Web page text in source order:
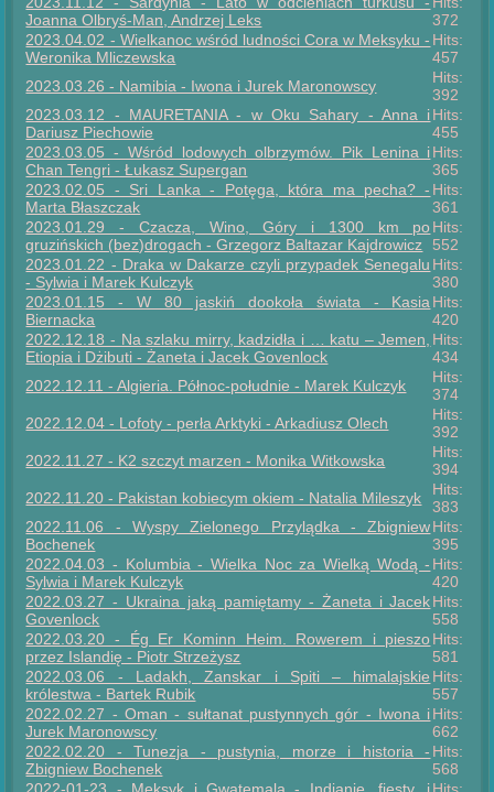
Joanna Olbryś-Man, Andrzej Leks
372
2023.04.02 - Wielkanoc wśród ludności Cora w Meksyku -
Weronika Mliczewska
Hits:
457
2023.03.26 - Namibia - Iwona i Jurek Maronowscy
Hits:
392
2023.03.12 - MAURETANIA - w Oku Sahary - Anna i
Dariusz Piechowie
Hits:
455
2023.03.05 - Wśród lodowych olbrzymów. Pik Lenina i
Chan Tengri - Łukasz Supergan
Hits:
365
2023.02.05 - Sri Lanka - Potęga, która ma pecha? -
Marta Błaszczak
Hits:
361
2023.01.29 - Czacza, Wino, Góry i 1300 km po
gruzińskich (bez)drogach - Grzegorz Baltazar Kajdrowicz
Hits:
552
2023.01.22 - Draka w Dakarze czyli przypadek Senegalu
- Sylwia i Marek Kulczyk
Hits:
380
2023.01.15 - W 80 jaskiń dookoła świata - Kasia
Biernacka
Hits:
420
2022.12.18 - Na szlaku mirry, kadzidła i … katu – Jemen,
Etiopia i Dżibuti - Żaneta i Jacek Govenlock
Hits:
434
2022.12.11 - Algieria. Północ-południe - Marek Kulczyk
Hits:
374
2022.12.04 - Lofoty - perła Arktyki - Arkadiusz Olech
Hits:
392
2022.11.27 - K2 szczyt marzen - Monika Witkowska
Hits:
394
2022.11.20 - Pakistan kobiecym okiem - Natalia Mileszyk
Hits:
383
2022.11.06 - Wyspy Zielonego Przylądka - Zbigniew
Bochenek
Hits:
395
2022.04.03 - Kolumbia - Wielka Noc za Wielką Wodą -
Sylwia i Marek Kulczyk
Hits:
420
2022.03.27 - Ukraina jaką pamiętamy - Żaneta i Jacek
Govenlock
Hits:
558
2022.03.20 - Ég Er Kominn Heim. Rowerem i pieszo
przez Islandię - Piotr Strzeżysz
Hits:
581
2022.03.06 - Ladakh, Zanskar i Spiti – himalajskie
królestwa - Bartek Rubik
Hits:
557
2022.02.27 - Oman - sułtanat pustynnych gór - Iwona i
Jurek Maronowscy
Hits:
662
2022.02.20 - Tunezja - pustynia, morze i historia -
Zbigniew Bochenek
Hits:
568